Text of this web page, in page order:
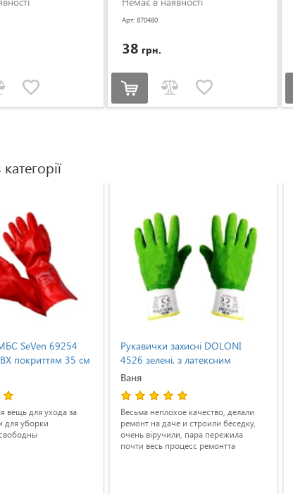
Арт: 870480
38 грн.
SeVen 69254
покриттям 35 см
вещь для ухода за
для уборки
Рукавички захисні DOLONI
4526 зелені, з латексним
покриттям (XL)
Ваня
Весьма неплохое качество, делали
ремонт на даче и строили беседку,
очень віручили, пара пережила
почти весь процесс ремонтта